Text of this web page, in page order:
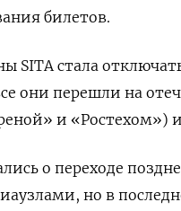
билетов.
SITA стала
они перешли на
и «Ростехом»)
о переходе
но в